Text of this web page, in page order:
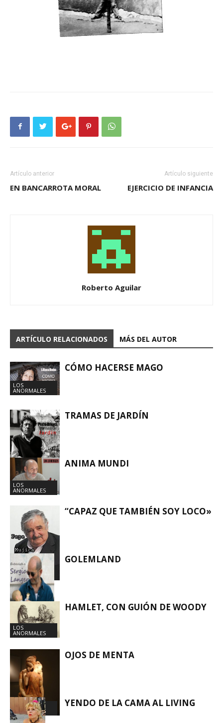
Artículo anterior
EN BANCARROTA MORAL
Artículo siguiente
EJERCICIO DE INFANCIA
Roberto Aguilar
ARTÍCULO RELACIONADOS MÁS DEL AUTOR
LOS
ANORMALES
CÓMO HACERSE MAGO
LOS
ANORMALES
TRAMAS DE JARDÍN
LOS
ANORMALES
ANIMA MUNDI
LOS
ANORMALES
“CAPAZ QUE TAMBIÉN SOY LOCO»
LOS
ANORMALES
GOLEMLAND
LOS
ANORMALES
HAMLET, CON GUIÓN DE WOODY
LOS
ANORMALES
OJOS DE MENTA
YENDO DE LA CAMA AL LIVING